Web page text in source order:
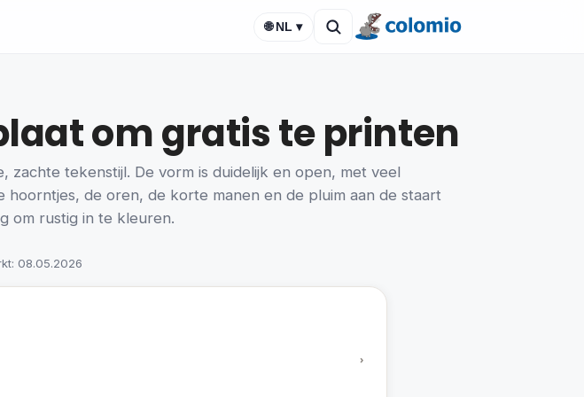
🌐 NL ▾
om gratis te printen
tekenstijl. De vorm is duidelijk en open, met veel
de oren, de korte manen en de pluim aan de staart
om rustig in te kleuren.
08.05.2026
›